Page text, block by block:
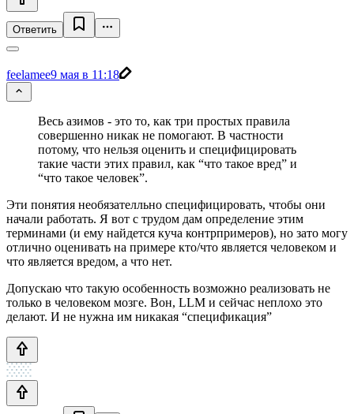
Ответить
feelamee9 мая в 11:18
Весь азимов - это то, как три простых правила
совершенно никак не помогают. В частности
потому, что нельзя оценить и специфицировать
такие части этих правил, как “что такое вред” и
“что такое человек”.
Эти понятия необязателльно специфицировать, чтобы они
начали работать. Я вот с трудом дам определение этим
терминами (и ему найдется куча контрпримеров), но зато могу
отлично оценивать на примере кто/что является человеком и
что является вредом, а что нет.
Допускаю что такую особенность возможно реализовать не
только в человеком мозге. Вон, LLM и сейчас неплохо это
делают. И не нужна им никакая “спецификация”